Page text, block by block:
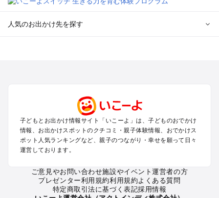
人気のお出かけ先を探す
関西のプールおでかけ
中国･四国のプールおでかけ
九州･沖縄のプールおでかけ
定番お出かけスポット
子どもとお出かけ情報サイト「いこーよ」は、子どものおでかけ
情報、お出かけスポットのクチコミ・親子体験情報、おでかけス
ポット人気ランキングなど、親子のつながり・幸せを願って日々
運営しております。
ご意見やお問い合わせ施設やイベント運営者の方
プレゼンター利用規約利用規約よくある質問
特定商取引法に基づく表記採用情報